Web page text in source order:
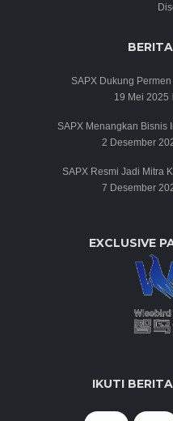
SAPX Dukung
19 Mei 2025
SAPX Menangkan Bisnis
2 Desember
SAPX Resmi Jadi Mitra
7 Desember
EXCLUSIVE
IKUTI